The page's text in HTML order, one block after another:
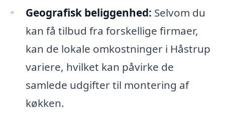
Geografisk beliggenhed: Selvom du
kan få tilbud fra forskellige firmaer,
kan de lokale omkostninger i Håstrup
variere, hvilket kan påvirke de
samlede udgifter til montering af
køkken.